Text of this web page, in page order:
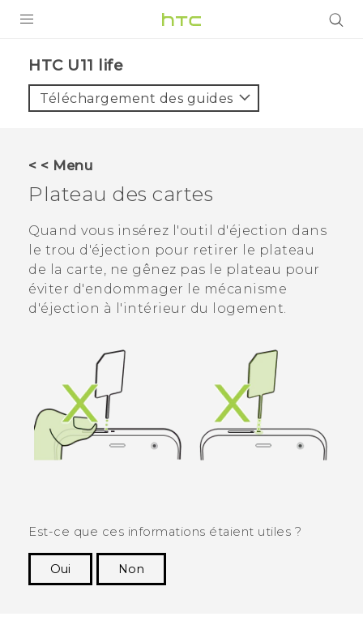
VIVE
ASSISTANCE
Appareils HTC & Accessoires
Connexion
HTC U11 life‎
Téléchargement des guides
< < Menu
Plateau des cartes
Quand vous insérez l'outil d'éjection dans
le trou d'éjection pour retirer le plateau
de la carte, ne gênez pas le plateau pour
éviter d'endommager le mécanisme
d'éjection à l'intérieur du logement.
Est-ce que ces informations étaient utiles ?
Oui
Non